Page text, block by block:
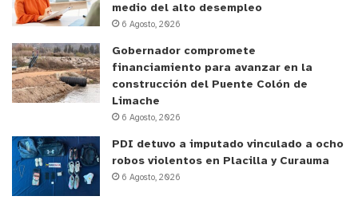
medio del alto desempleo
6 Agosto, 2026
Gobernador compromete
financiamiento para avanzar en la
construcción del Puente Colón de
Limache
6 Agosto, 2026
PDI detuvo a imputado vinculado a ocho
robos violentos en Placilla y Curauma
6 Agosto, 2026